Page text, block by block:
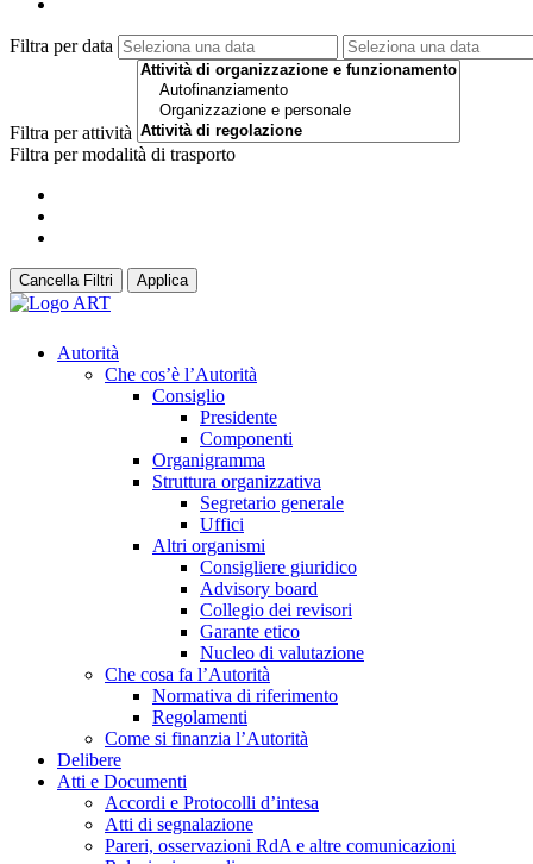
Filtra per data
Filtra per attività
Filtra per modalità di trasporto
Cancella Filtri Applica
Autorità
Che cos’è l’Autorità
Consiglio
Presidente
Componenti
Organigramma
Struttura organizzativa
Segretario generale
Uffici
Altri organismi
Consigliere giuridico
Advisory board
Collegio dei revisori
Garante etico
Nucleo di valutazione
Che cosa fa l’Autorità
Normativa di riferimento
Regolamenti
Come si finanzia l’Autorità
Delibere
Atti e Documenti
Accordi e Protocolli d’intesa
Atti di segnalazione
Pareri, osservazioni RdA e altre comunicazioni